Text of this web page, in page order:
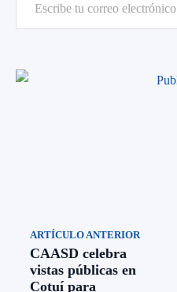
ARTÍCULO ANTERIOR
CAASD celebra
vistas públicas en
Cotuí para